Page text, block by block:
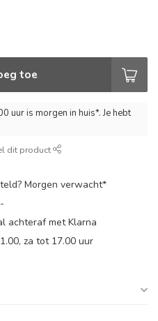
toe
uur is morgen in huis*. Je hebt
dit product
Morgen verwacht*
achteraf met Klarna
za tot 17.00 uur